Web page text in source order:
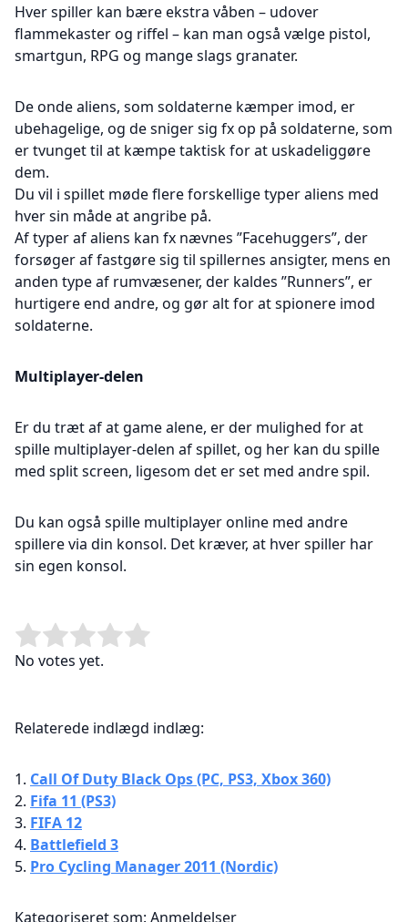
Hver spiller kan bære ekstra våben – udover
flammekaster og riffel – kan man også vælge pistol,
smartgun, RPG og mange slags granater.
De onde aliens, som soldaterne kæmper imod, er
ubehagelige, og de sniger sig fx op på soldaterne, som
er tvunget til at kæmpe taktisk for at uskadeliggøre
dem.
Du vil i spillet møde flere forskellige typer aliens med
hver sin måde at angribe på.
Af typer af aliens kan fx nævnes ”Facehuggers”, der
forsøger af fastgøre sig til spillernes ansigter, mens en
anden type af rumvæsener, der kaldes ”Runners”, er
hurtigere end andre, og gør alt for at spionere imod
soldaterne.
Multiplayer-delen
Er du træt af at game alene, er der mulighed for at
spille multiplayer-delen af spillet, og her kan du spille
med split screen, ligesom det er set med andre spil.
Du kan også spille multiplayer online med andre
spillere via din konsol. Det kræver, at hver spiller har
sin egen konsol.
Rate this item:
No votes yet.
Relaterede indlægd indlæg:
Call Of Duty Black Ops (PC, PS3, Xbox 360)
Fifa 11 (PS3)
FIFA 12
Battlefield 3
Pro Cycling Manager 2011 (Nordic)
Kategoriseret som: Anmeldelser